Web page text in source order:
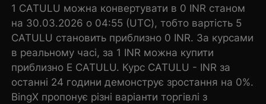
1 CATULU можна конвертувати в 0 INR станом
на 30.03.2026 о 04:55 (UTC), тобто вартість 5
CATULU становить приблизно 0 INR. За курсами
в реальному часі, за 1 INR можна купити
приблизно E CATULU. Курс CATULU - INR за
останні 24 години демонструє зростання на 0%.
BingX пропонує різні варіанти торгівлі з